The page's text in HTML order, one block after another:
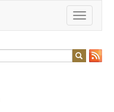
Toggle
navigation